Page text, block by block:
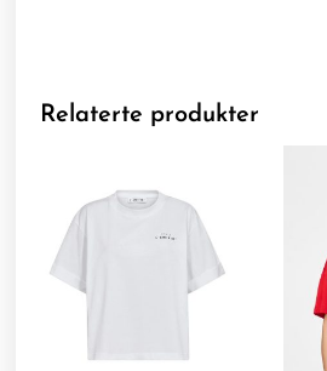
Relaterte produkter